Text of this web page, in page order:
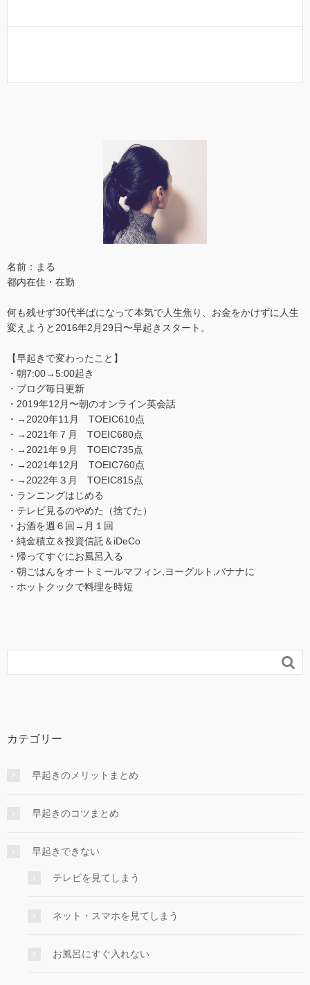
名前：まる
都内在住・在勤
何も残せず30代半ばになって本気で人生焦り、お金をかけずに人生
変えようと2016年2月29日〜早起きスタート。
【早起きで変わったこと】
・朝7:00→5:00起き
・ブログ毎日更新
・2019年12月〜朝のオンライン英会話
・→2020年11月 TOEIC610点
・→2021年７月 TOEIC680点
・→2021年９月 TOEIC735点
・→2021年12月 TOEIC760点
・→2022年３月 TOEIC815点
・ランニングはじめる
・テレビ見るのやめた（捨てた）
・お酒を週６回→月１回
・純金積立＆投資信託＆iDeCo
・帰ってすぐにお風呂入る
・朝ごはんをオートミールマフィン,ヨーグルト,バナナに
・ホットクックで料理を時短

カテゴリー
早起きのメリットまとめ
早起きのコツまとめ
早起きできない
テレビを見てしまう
ネット・スマホを見てしまう
お風呂にすぐ入れない